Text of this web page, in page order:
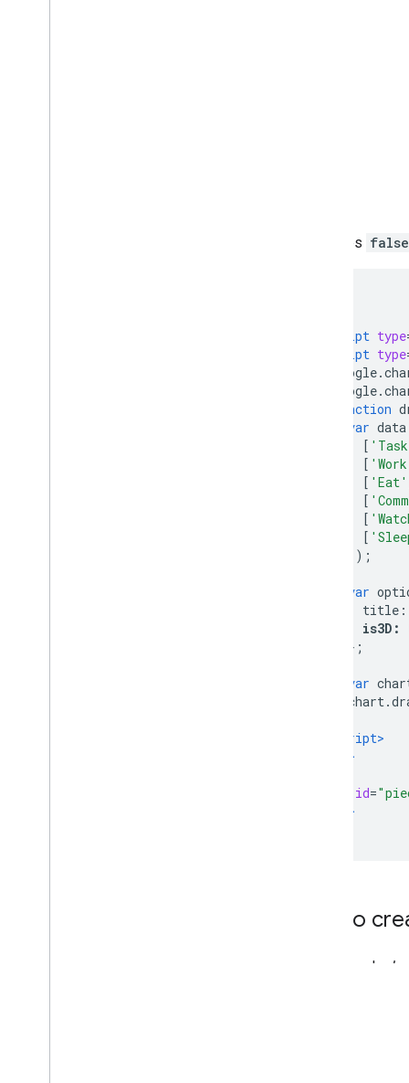
es false
<script type
<script type
google.
google.
function
var data
[
[
[ 'Eat'
[
[
[
]);
var
title :
is3D :
};
var
chart.
</script>
</head>
id=
</body>
Cómo
El gráfico de